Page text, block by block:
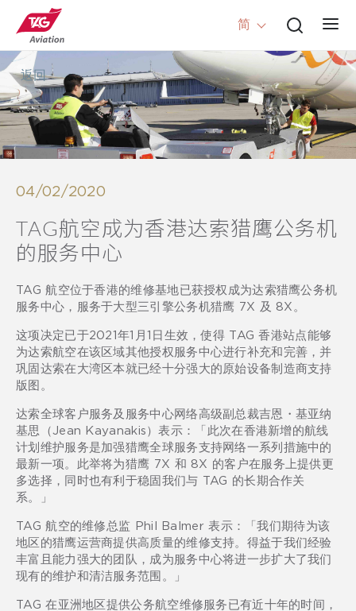
简
返回
04/02/2020
TAG航空成为香港达索猎鹰公务机
的服务中心
TAG 航空位于香港的维修基地已获授权成为达索猎鹰公务机
服务中心，服务于大型三引擎公务机猎鹰 7X 及 8X。
这项决定已于2021年1月1日生效，使得 TAG 香港站点能够
为达索航空在该区域其他授权服务中心进行补充和完善，并
巩固达索在大湾区本就已经十分强大的原始设备制造商支持
版图。
达索全球客户服务及服务中心网络高级副总裁吉恩・基亚纳
基思（Jean Kayanakis）表示：「此次在香港新增的航线
计划维护服务是加强猎鹰全球服务支持网络一系列措施中的
最新一项。此举将为猎鹰 7X 和 8X 的客户在服务上提供更
多选择，同时也有利于稳固我们与 TAG 的长期合作关
系。」
TAG 航空的维修总监 Phil Balmer 表示：「我们期待为该
地区的猎鹰运营商提供高质量的维修支持。得益于我们经验
丰富且能力强大的团队，成为服务中心将进一步扩大了我们
现有的维护和清洁服务范围。」
TAG 在亚洲地区提供公务航空维修服务已有近十年的时间，